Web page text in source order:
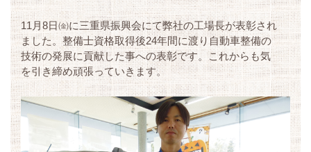
11月8日㈮に三重県振興会にて弊社の工場長が表彰され
ました。整備士資格取得後24年間に渡り自動車整備の
技術の発展に貢献した事への表彰です。これからも気
を引き締め頑張っていきます。